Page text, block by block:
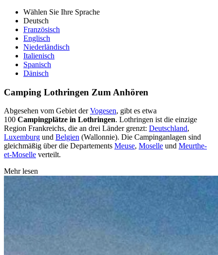
Wählen Sie Ihre Sprache
Deutsch
Französisch
Englisch
Niederländisch
Italienisch
Spanisch
Dänisch
Camping Lothringen Zum Anhören
Abgesehen vom Gebiet derVogesen, gibt es etwa
100 Campingplätze in Lothringen. Lothringen ist die einzige
Region Frankreichs, die an drei Länder grenzt: Deutschland,
Luxemburg und Belgien (Wallonnie). Die Campinganlagen sind
gleichmäßig über die Departements Meuse, Moselle und Meurthe-
et-Moselle verteilt.
Mehr lesen